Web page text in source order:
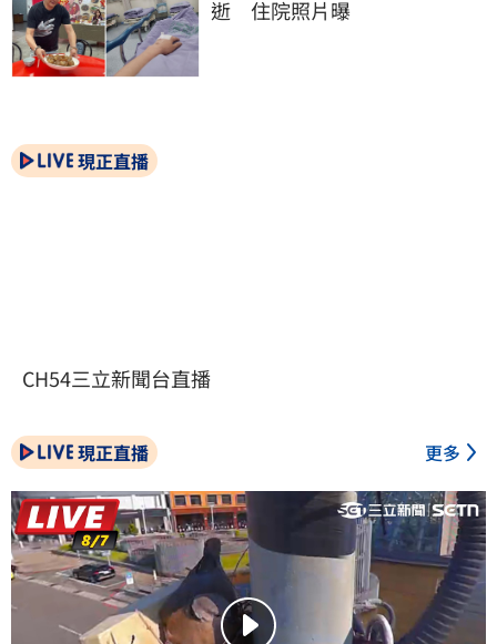
逝　住院照片曝
現正直播
CH54三立新聞台直播
現正直播 更多